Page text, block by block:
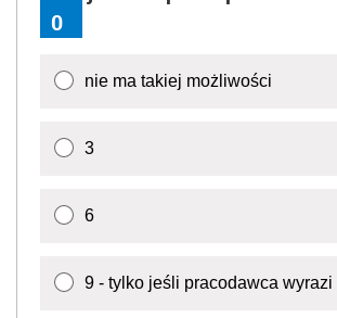
0
nie ma takiej możliwości
3
6
9 - tylko jeśli pracodawca wyrazi